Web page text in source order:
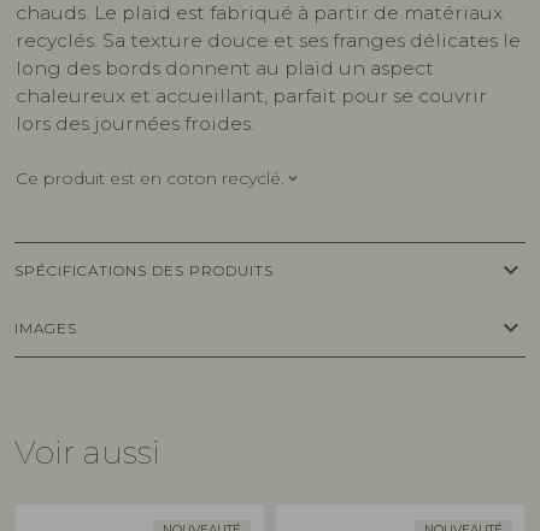
chauds. Le plaid est fabriqué à partir de matériaux
recyclés. Sa texture douce et ses franges délicates le
long des bords donnent au plaid un aspect
chaleureux et accueillant, parfait pour se couvrir
lors des journées froides.
Ce produit est en coton recyclé. keyboard_arrow_down
SPÉCIFICATIONS DES PRODUITS keyboard_arrow_down
IMAGES keyboard_arrow_down
Voir aussi